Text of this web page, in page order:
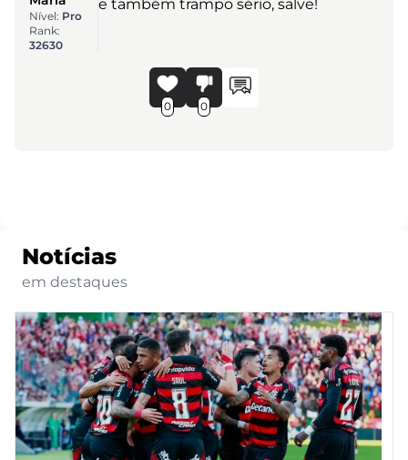
Nível: Pro
Rank:
32630
e também trampo sério, salve!
0 0
Notícias
em destaques